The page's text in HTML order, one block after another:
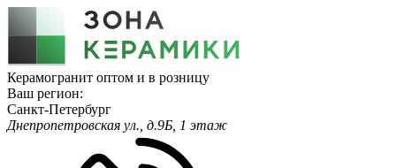
Керамогранит оптом и в розницу
Ваш регион:
Санкт-Петербург
Днепропетровская ул., д.9Б, 1 этаж